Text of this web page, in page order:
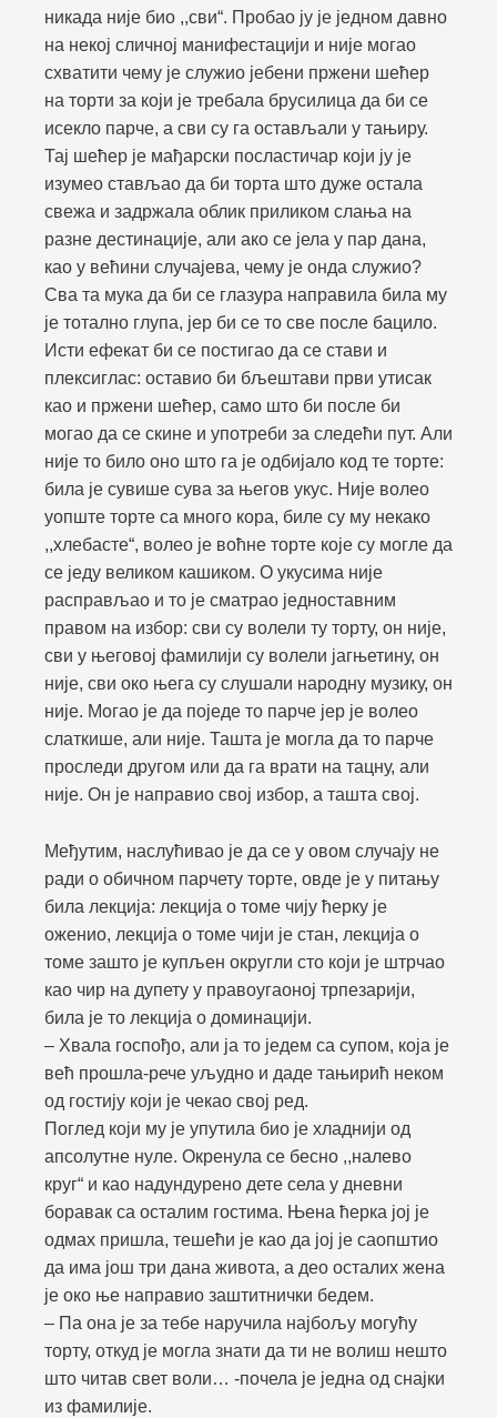
никада није био ,,сви“. Пробао ју је једном давно
на некој сличној манифестацији и није могао
схватити чему је служио јебени пржени шећер
на торти за који је требала брусилица да би се
исекло парче, а сви су га остављали у тањиру.
Тај шећер је мађарски посластичар који ју је
изумео стављао да би торта што дуже остала
свежа и задржала облик приликом слања на
разне дестинације, али ако се јела у пар дана,
као у већини случајева, чему је онда служио?
Сва та мука да би се глазура направила била му
је тотално глупа, јер би се то све после бацило.
Исти ефекат би се постигао да се стави и
плексиглас: оставио би бљештави први утисак
као и пржени шећер, само што би после би
могао да се скине и употреби за следећи пут. Али
није то било оно што га је одбијало код те торте:
била је сувише сува за његов укус. Није волео
уопште торте са много кора, биле су му некако
,,хлебасте“, волео је воћне торте које су могле да
се једу великом кашиком. О укусима није
расправљао и то је сматрао једноставним
правом на избор: сви су волели ту торту, он није,
сви у његовој фамилији су волели јагњетину, он
није, сви око њега су слушали народну музику, он
није. Могао је да поједе то парче јер је волео
слаткише, али није. Ташта је могла да то парче
проследи другом или да га врати на тацну, али
није. Он је направио свој избор, а ташта свој.
Међутим, наслућивао је да се у овом случају не
ради о обичном парчету торте, овде је у питању
била лекција: лекција о томе чију ћерку је
оженио, лекција о томе чији је стан, лекција о
томе зашто је купљен округли сто који је штрчао
као чир на дупету у правоугаоној трпезарији,
била је то лекција о доминацији.
– Хвала госпођо, али ја то једем са супом, која је
већ прошла-рече уљудно и даде тањирић неком
од гостију који је чекао свој ред.
Поглед који му је упутила био је хладнији од
апсолутне нуле. Окренула се бесно ,,налево
круг“ и као надундурено дете села у дневни
боравак са осталим гостима. Њена ћерка јој је
одмах пришла, тешећи је као да јој је саопштио
да има још три дана живота, а део осталих жена
је око ње направио заштитнички бедем.
– Па она је за тебе наручила најбољу могућу
торту, откуд је могла знати да ти не волиш нешто
што читав свет воли… -почела је једна од снајки
из фамилије.